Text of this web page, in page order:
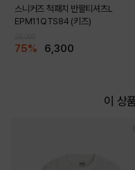
스니커즈 척패치 반팔티셔츠L
EPM11QTS84 (키즈)
75% 6,300
이 상